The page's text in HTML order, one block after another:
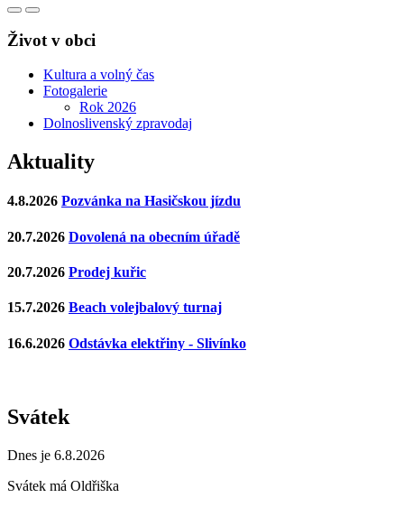
Život v obci
Kultura a volný čas
Fotogalerie
Rok 2026
Dolnoslivenský zpravodaj
Aktuality
4.8.2026 Pozvánka na Hasičskou jízdu
20.7.2026 Dovolená na obecním úřadě
20.7.2026 Prodej kuřic
15.7.2026 Beach volejbalový turnaj
16.6.2026 Odstávka elektřiny - Slivínko
Svátek
Dnes je 6.8.2026
Svátek má Oldřiška